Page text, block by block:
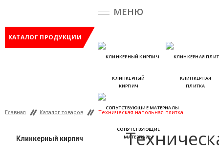
МЕНЮ
КЛИНКЕРНЫЙ
КИРПИЧ
КЛИНКЕРНАЯ
ПЛИТКА
СОПУТСТВУЮЩИЕ
МАТЕРИАЛЫ
КАТАЛОГ ПРОДУКЦИИ
Главная Каталог товаров Техническая напольная плитка
Клинкерный кирпич